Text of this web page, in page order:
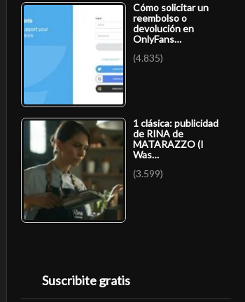
Cómo solicitar un
reembolso o
devolución en
OnlyFans…
(4.835)
1 clásica: publicidad
de RINA de
MATARAZZO (I
Was…
(3.599)
Suscribite gratis